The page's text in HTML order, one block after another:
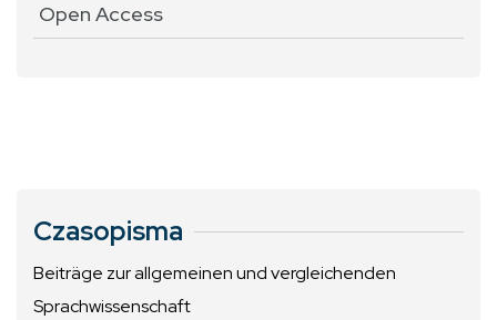
Open Access
Czasopisma
Beiträge zur allgemeinen und vergleichenden
Sprachwissenschaft